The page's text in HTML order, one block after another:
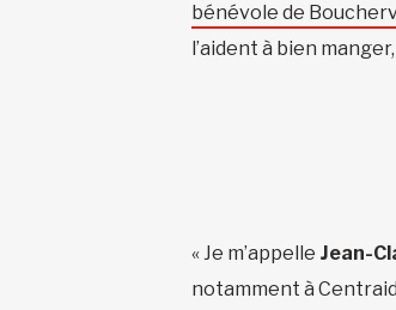
bénévole de
l’aident à bien
« Je m’appelle Jean-
notamment à